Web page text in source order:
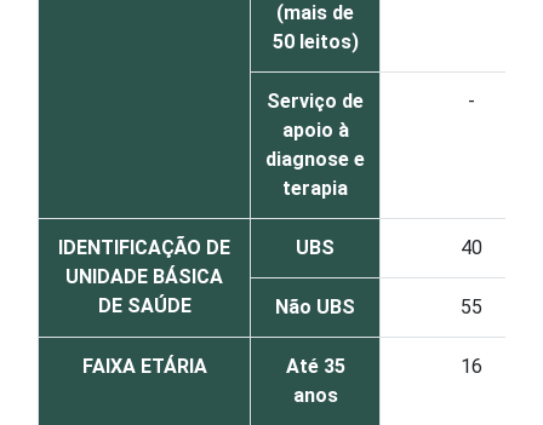
(mais de
50 leitos)
Serviço de
apoio à
diagnose e
terapia
-
IDENTIFICAÇÃO DE
UNIDADE BÁSICA
DE SAÚDE
UBS 40
Não UBS 55
FAIXA ETÁRIA
Até 35
anos
16